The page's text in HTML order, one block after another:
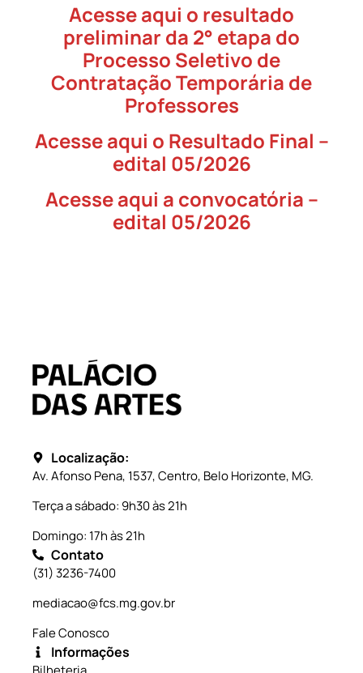
Acesse aqui o resultado
preliminar da 2° etapa do
Processo Seletivo de
Contratação Temporária de
Professores
Acesse aqui o Resultado Final –
edital 05/2026
Acesse aqui a convocatória –
edital 05/2026
Localização:
Av. Afonso Pena, 1537, Centro, Belo Horizonte, MG.
Terça a sábado: 9h30 às 21h
Domingo: 17h às 21h
Contato
(31) 3236-7400
mediacao@fcs.mg.gov.br
Fale Conosco
Informações